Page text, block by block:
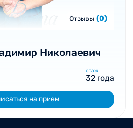
Отзывы (0)
Николаевич
стаж
32 года
на прием